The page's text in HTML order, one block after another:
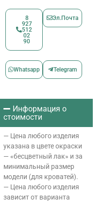
8
927
512
02
90
Эл.Почта
Whatsapp Telegram
Информация о
стоимости
— Цена любого изделия
указана в цвете окраски
— «бесцветный лак» и за
минимальный размер
модели (для кроватей).
— Цена любого изделия
зависит от варианта